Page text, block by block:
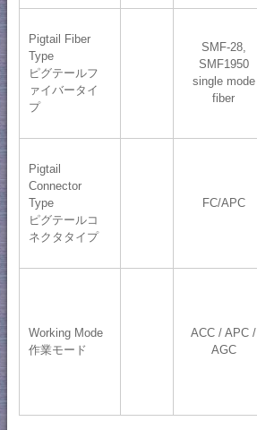
Pigtail Fiber
Type
ピグテールフ
ァイバータイ
プ
SMF-28,
SMF1950
single mode
fiber
Pigtail
Connector
Type
ピグテールコ
ネクタタイプ
FC/APC
Working Mode
作業モード
ACC / APC /
AGC